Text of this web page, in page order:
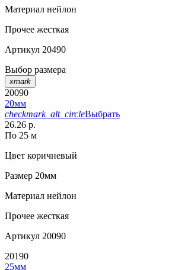
Материал нейлон
Прочее жесткая
Артикул 20490
Выбор размера
xmark
20090
20мм
checkmark_alt_circleВыбрать
26.26 р.
По 25 м
Цвет коричневый
Размер 20мм
Материал нейлон
Прочее жесткая
Артикул 20090
20190
25мм